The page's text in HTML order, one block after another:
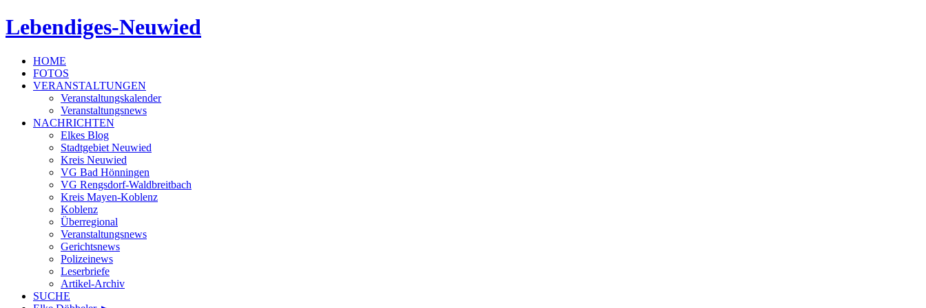
Lebendiges-Neuwied
HOME
FOTOS
VERANSTALTUNGEN
Veranstaltungskalender
Veranstaltungsnews
NACHRICHTEN
Elkes Blog
Stadtgebiet Neuwied
Kreis Neuwied
VG Bad Hönningen
VG Rengsdorf-Waldbreitbach
Kreis Mayen-Koblenz
Koblenz
Überregional
Veranstaltungsnews
Gerichtsnews
Polizeinews
Leserbriefe
Artikel-Archiv
SUCHE